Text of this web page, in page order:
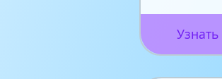
Узнать